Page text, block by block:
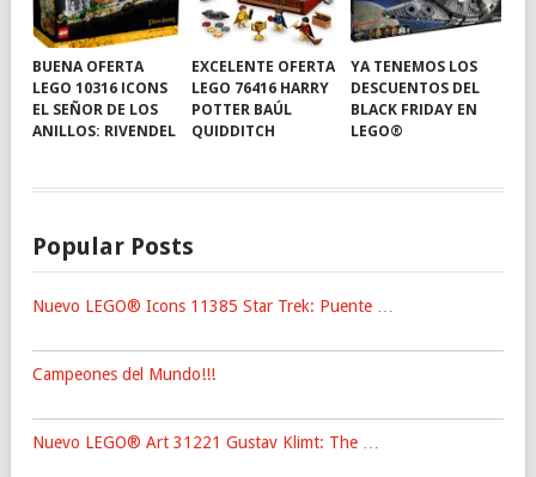
BUENA OFERTA
LEGO 10316 ICONS
EL SEÑOR DE LOS
ANILLOS: RIVENDEL
EXCELENTE OFERTA
LEGO 76416 HARRY
POTTER BAÚL
QUIDDITCH
YA TENEMOS LOS
DESCUENTOS DEL
BLACK FRIDAY EN
LEGO®
Popular Posts
Nuevo LEGO® Icons 11385 Star Trek: Puente …
Campeones del Mundo!!!
Nuevo LEGO® Art 31221 Gustav Klimt: The …